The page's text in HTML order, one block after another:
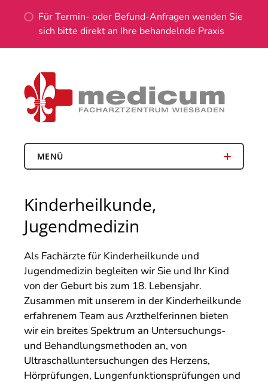
Für Termin- oder Befund-Anfragen wenden Sie
sich bitte direkt an Ihre behandelnde Praxis
MENÜ
Kinderheilkunde,
Jugendmedizin
Als Fachärzte für Kinderheilkunde und
Jugendmedizin begleiten wir Sie und Ihr Kind
von der Geburt bis zum 18. Lebensjahr.
Zusammen mit unserem in der Kinderheilkunde
erfahrenem Team aus Arzthelferinnen bieten
wir ein breites Spektrum an Untersuchungs-
und Behandlungsmethoden an, von
Ultraschalluntersuchungen des Herzens,
Hörprüfungen, Lungenfunktionsprüfungen und